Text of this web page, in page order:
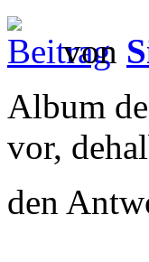
von
Album
vor,
den